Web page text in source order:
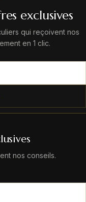
exclusives
qui reçoivent nos
en 1 clic.
nos conseils.